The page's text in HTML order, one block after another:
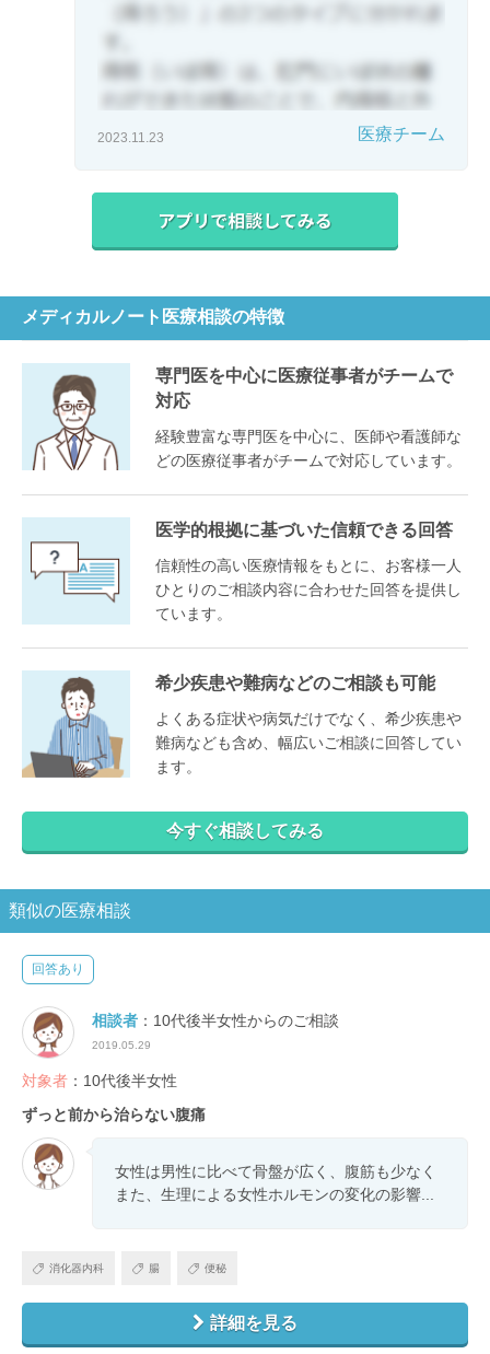
2023.11.23 医療チーム
メディカルノート医療相談の特徴
専門医を中心に医療従事者がチームで
対応
経験豊富な専門医を中心に、医師や看護師な
どの医療従事者がチームで対応しています。
医学的根拠に基づいた信頼できる回答
信頼性の高い医療情報をもとに、お客様一人
ひとりのご相談内容に合わせた回答を提供し
ています。
希少疾患や難病などのご相談も可能
よくある症状や病気だけでなく、希少疾患や
難病なども含め、幅広いご相談に回答してい
ます。
今すぐ相談してみる
類似の医療相談
回答あり
相談者 ：10代後半女性からのご相談
2019.05.29
対象者 ：10代後半女性
ずっと前から治らない腹痛
女性は男性に比べて骨盤が広く、腹筋も少なく
また、生理による女性ホルモンの変化の影響...
消化器内科 腸 便秘
詳細を見る